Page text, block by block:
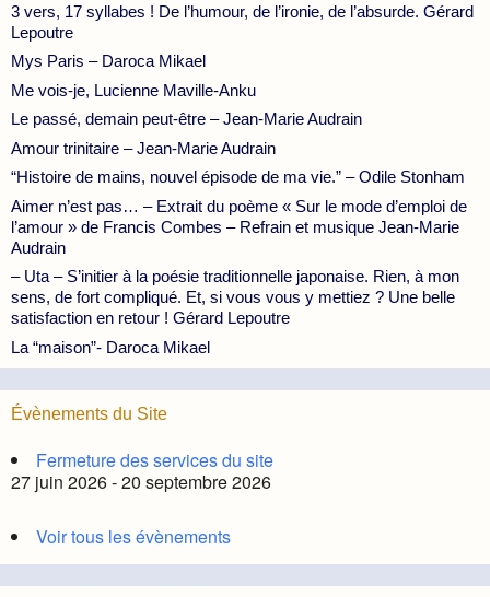
3 vers, 17 syllabes ! De l’humour, de l’ironie, de l’absurde. Gérard
Lepoutre
Mys Paris – Daroca Mikael
Me vois-je, Lucienne Maville-Anku
Le passé, demain peut-être – Jean-Marie Audrain
Amour trinitaire – Jean-Marie Audrain
“Histoire de mains, nouvel épisode de ma vie.” – Odile Stonham
Aimer n’est pas… – Extrait du poème « Sur le mode d’emploi de
l’amour » de Francis Combes – Refrain et musique Jean-Marie
Audrain
– Uta – S’initier à la poésie traditionnelle japonaise. Rien, à mon
sens, de fort compliqué. Et, si vous vous y mettiez ? Une belle
satisfaction en retour ! Gérard Lepoutre
La “maison”- Daroca Mikael
Évènements du Site
Fermeture des services du site
27 juin 2026 - 20 septembre 2026
Voir tous les évènements